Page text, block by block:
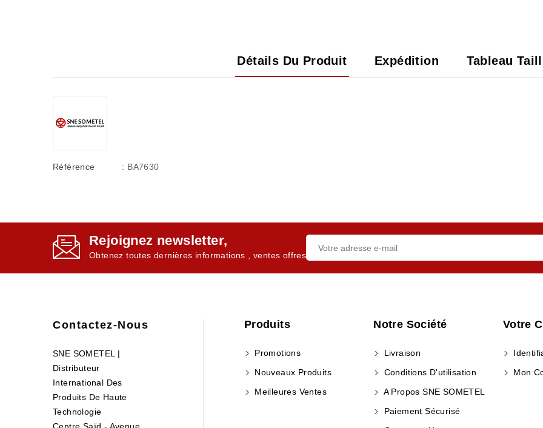
Détails Du Produit Expédition Tableau
Référence : BA7630
Rejoignez newsletter,
Obtenez toutes dernières informations , ventes offres
Contactez-Nous
SNE SOMETEL |
Distributeur
International Des
Produits De Haute
Technologie
Produits
Promotions
Nouveaux Produits
Meilleures Ventes
Notre Société
Livraison
Conditions D'utilisation
A Propos SNE SOMETEL
Paiement Sécurisé
Votre
Mon